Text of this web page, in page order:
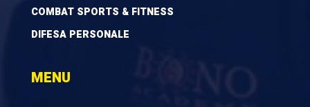
COMBAT SPORTS & FITNESS
DIFESA PERSONALE
MENU